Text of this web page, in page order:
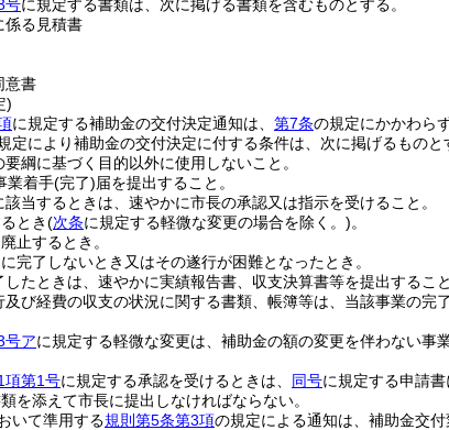
号に規定する書類は、次に掲げる書類を含むものとする。
係る見積書
意書
)
に規定する補助金の交付決定通知は、 第7条の規定にかかわら
定により補助金の交付決定に付する条件は、次に掲げるものと
綱に基づく目的以外に使用しないこと。
業着手(完了)届を提出すること。
当するときは、速やかに市長の承認又は指示を受けること。
とき(次条に規定する軽微な変更の場合を除く。)。
止するとき。
完了しないとき又はその遂行が困難となったとき。
たときは、速やかに実績報告書、収支決算書等を提出すること
び経費の収支の状況に関する書類、帳簿等は、当該事業の完
号アに規定する軽微な変更は、補助金の額の変更を伴わない事
項第1号に規定する承認を受けるときは、 同号に規定する申請書
を添えて市長に提出しなければならない。
いて準用する規則第5条第3項の規定による通知は、補助金交